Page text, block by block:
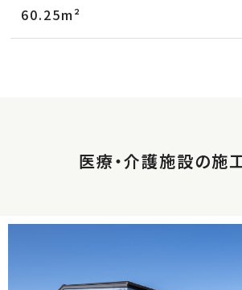
60.25m²
医療・介護施設の施